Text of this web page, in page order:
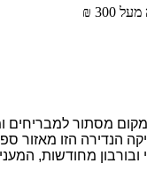
מסתור למבריחים